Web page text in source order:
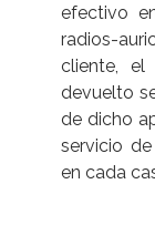
efectivo
radios-
cliente, el
devuelto
de dicho
servicio
en cada